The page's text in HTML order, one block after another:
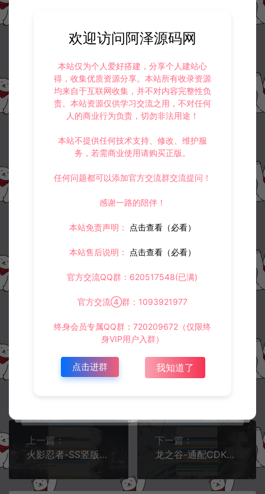
此资源下载价格为 50 星钻，请先 登录
收藏 (2) 打赏 点赞 (0)
本站资源售价只是赞助，收取费用仅维持本站的日常运营所需。
将会第一时间解决！
侵权联系邮箱：32838727@qq.com
阿泽源码网 定制后台 韩版DNF-CDK账号授权后台+使用教程
https://www.lyzwlkj.vip/34448/dzht/
冷雨泽ღ 默认解压密码：www.lyzwlkj.vip 复
上一篇：
火影忍者-SS竖版卡牌回合-换皮通配-CDK账号授权功能后台+GM授权后台+使用教程
下一篇：
龙之谷-通配CDK账号授权后台+使用教程
欢迎访问阿泽源码网
本站仅为个人爱好搭建，分享个人建站心
得，收集优质资源分享。本站所有收录资源
均来自于互联网收集，并不对内容完整性负
责。本站资源仅供学习交流之用，不对任何
人的商业行为负责，切勿非法用途！
本站不提供任何技术支持、修改、维护服
务，若需商业使用请购买正版。
任何问题都可以添加官方交流群交流提问！
感谢一路的陪伴！
本站免责声明： 点击查看（必看）
本站售后说明： 点击查看（必看）
官方交流QQ群：620517548(已满)
官方交流④群：1093921977
终身会员专属QQ群：720209672（仅限终
身VIP用户入群）
点击进群 我知道了